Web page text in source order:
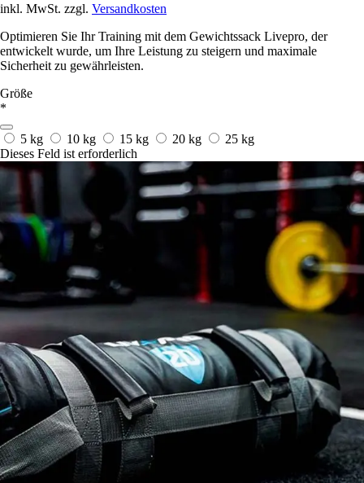
inkl. MwSt. zzgl. Versandkosten
Optimieren Sie Ihr Training mit dem Gewichtssack Livepro, der
entwickelt wurde, um Ihre Leistung zu steigern und maximale
Sicherheit zu gewährleisten.
Größe
*
5 kg 10 kg 15 kg 20 kg
25 kg
Dieses Feld ist erforderlich